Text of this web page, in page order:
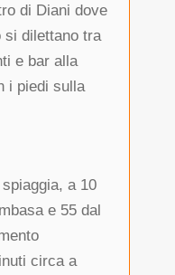
di Diani dove
si dilettano tra
e bar alla
i piedi sulla
a 10
e 55 dal
circa a